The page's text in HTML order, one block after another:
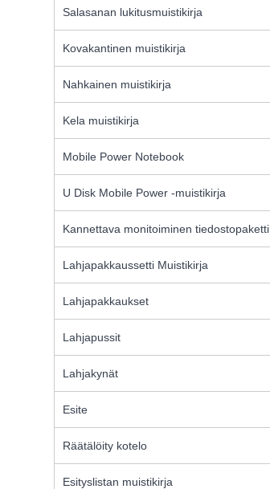
Salasanan lukitusmuistikirja
Kovakantinen muistikirja
Nahkainen muistikirja
Kela muistikirja
Mobile Power Notebook
U Disk Mobile Power -muistikirja
Kannettava monitoiminen tiedostopaketti
Lahjapakkaussetti Muistikirja
Lahjapakkaukset
Lahjapussit
Lahjakynät
Esite
Räätälöity kotelo
Esityslistan muistikirja